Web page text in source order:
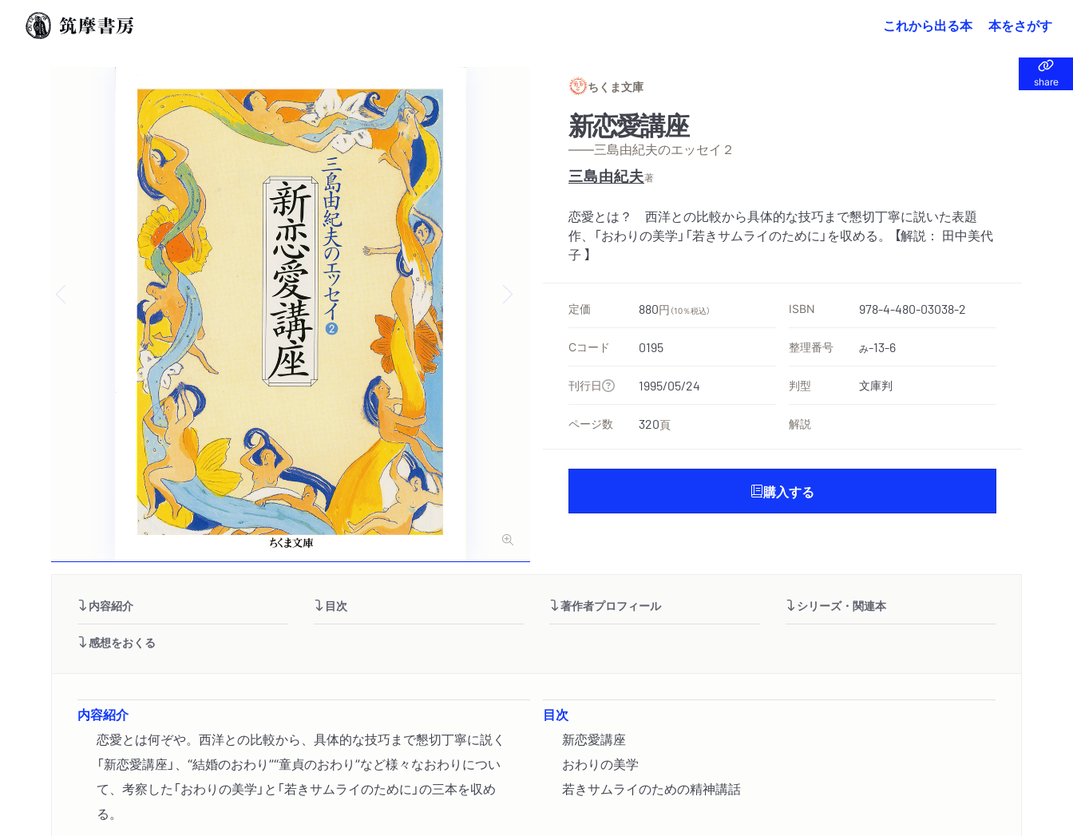
これから出る本 本をさがす
share
share
Previous slide
ちくま文庫
新恋愛講座
——三島由紀夫のエッセイ２
三島由紀夫著
恋愛とは？ 西洋との比較から具体的な技巧まで懇切丁寧に説いた表題
作、「おわりの美学」「若きサムライのために」を収める。 【解説： 田中美代
子 】
定価 880円 （10％税込） ISBN 978-4-480-03038-2
Cコード 0195 整理番号 み-13-6
刊行日 1995/05/24 判型 文庫判
ページ数 320頁 解説
購入する
内容紹介 目次 著作者プロフィール シリーズ・関連本
感想をおくる
内容紹介
恋愛とは何ぞや。西洋との比較から、具体的な技巧まで懇切丁寧に説く
「新恋愛講座」、“結婚のおわり”“童貞のおわり”など様々なおわりについ
て、考察した「おわりの美学」と「若きサムライのために」の三本を収め
る。
目次
新恋愛講座
おわりの美学
若きサムライのための精神講話